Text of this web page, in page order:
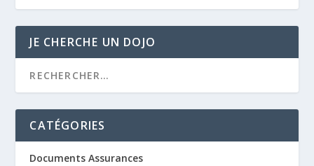
JE CHERCHE UN DOJO
CATÉGORIES
Documents Assurances